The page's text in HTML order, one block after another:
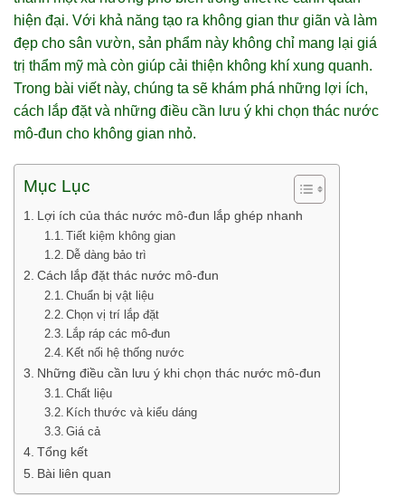
hiện đại. Với khả năng tạo ra không gian thư giãn và làm
đẹp cho sân vườn, sản phẩm này không chỉ mang lại giá
trị thẩm mỹ mà còn giúp cải thiện không khí xung quanh.
Trong bài viết này, chúng ta sẽ khám phá những lợi ích,
cách lắp đặt và những điều cần lưu ý khi chọn thác nước
mô-đun cho không gian nhỏ.
Mục Lục
Lợi ích của thác nước mô-đun lắp ghép nhanh
Tiết kiệm không gian
Dễ dàng bảo trì
Cách lắp đặt thác nước mô-đun
Chuẩn bị vật liệu
Chọn vị trí lắp đặt
Lắp ráp các mô-đun
Kết nối hệ thống nước
Những điều cần lưu ý khi chọn thác nước mô-đun
Chất liệu
Kích thước và kiểu dáng
Giá cả
Tổng kết
Bài liên quan